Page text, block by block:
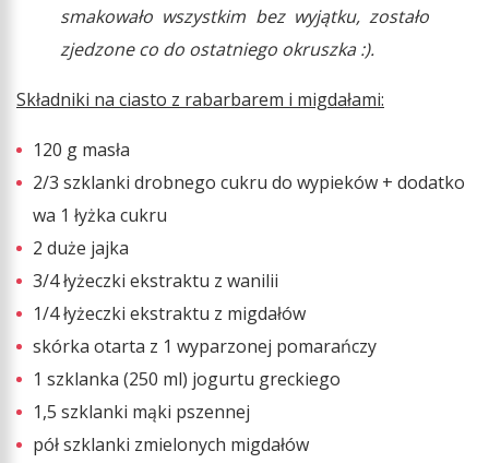
smakowało wszystkim bez wyjątku, zostało
zjedzone co do ostatniego okruszka :).
Składniki na ciasto z rabarbarem i migdałami:
120 g masła
2/3 szklanki drobnego cukru do wypieków + dodatko
wa 1 łyżka cukru
2 duże jajka
3/4 łyżeczki ekstraktu z wanilii
1/4 łyżeczki ekstraktu z migdałów
skórka otarta z 1 wyparzonej pomarańczy
1 szklanka (250 ml) jogurtu greckiego
1,5 szklanki mąki pszennej
pół szklanki zmielonych migdałów